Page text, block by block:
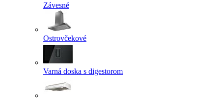
Závesné
Ostrovčekové
Varná doska s digestorom